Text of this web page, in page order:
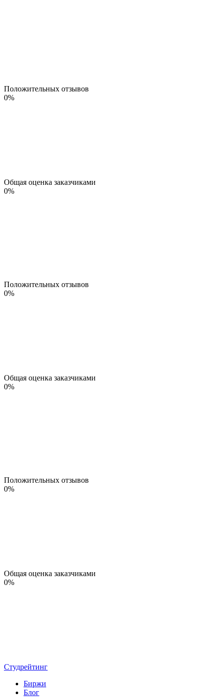
Положительных отзывов
0%
Общая оценка заказчиками
0%
Положительных отзывов
0%
Общая оценка заказчиками
0%
Положительных отзывов
0%
Общая оценка заказчиками
0%
Студрейтинг
Биржи
Блог